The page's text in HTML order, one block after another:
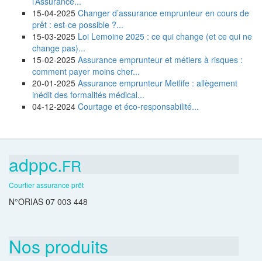
15-04-2025 Changer d’assurance emprunteur en cours de
prêt : est-ce possible ?...
15-03-2025 Loi Lemoine 2025 : ce qui change (et ce qui ne
change pas)...
15-02-2025 Assurance emprunteur et métiers à risques :
comment payer moins cher...
20-01-2025 Assurance emprunteur Metlife : allègement
inédit des formalités médical...
04-12-2024 Courtage et éco-responsabilité...
adppc.FR
Courtier assurance prêt
N°ORIAS 07 003 448
Nos produits